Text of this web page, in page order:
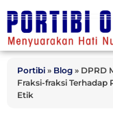
Portibi » Blog » DPRD
Fraksi-fraksi
Etik